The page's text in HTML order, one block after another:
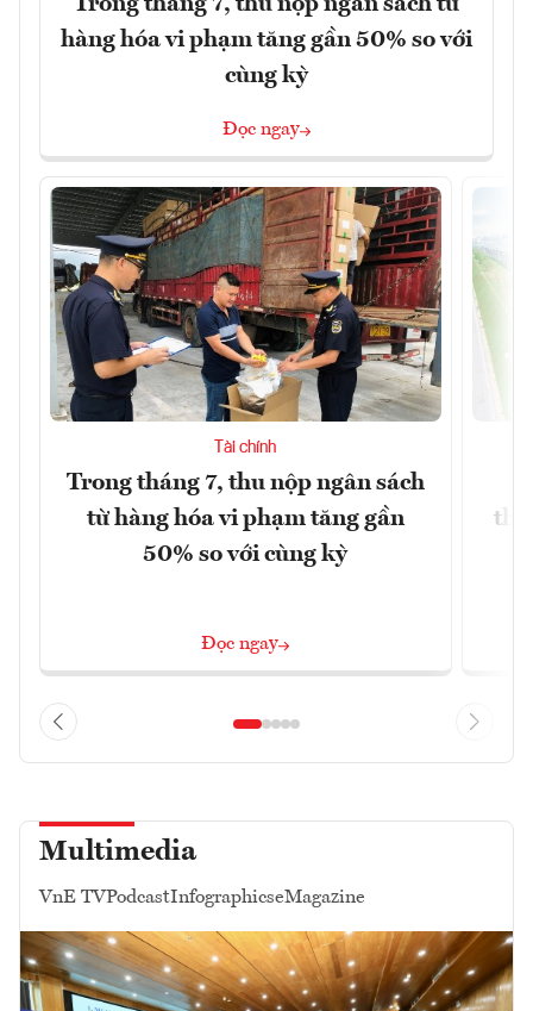
hàng hóa vi phạm tăng gần 50% so với
cùng kỳ
Đọc ngay
Tài chính
Trong tháng 7, thu nộp ngân sách
từ hàng hóa vi phạm tăng gần
50% so với cùng kỳ
Đọc ngay
Multimedia
VnE TVPodcastInfographicseMagazine